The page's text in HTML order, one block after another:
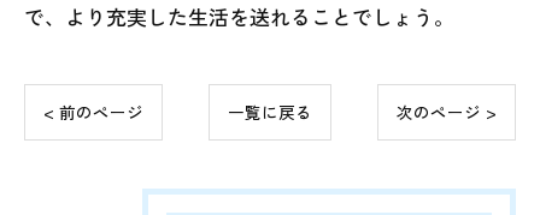
で、より充実した生活を送れることでしょう。
< 前のページ 一覧に戻る 次のページ >